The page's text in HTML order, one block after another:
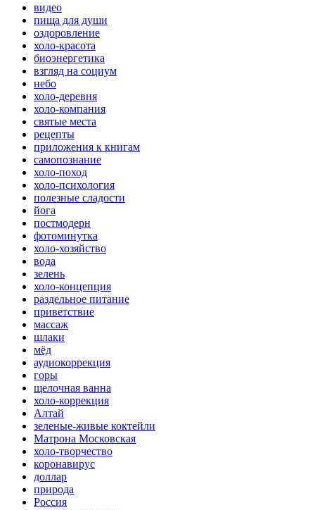
видео
пища для души
оздоровление
холо-красота
биоэнергетика
взгляд на социум
небо
холо-деревня
холо-компания
святые места
рецепты
приложения к книгам
самопознание
холо-поход
холо-психология
полезные сладости
йога
постмодерн
фотоминутка
холо-хозяйство
вода
зелень
холо-концепция
раздельное питание
приветствие
массаж
шлаки
мёд
аудиокоррекция
горы
щелочная ванна
холо-коррекция
Алтай
зеленые-живые коктейли
Матрона Московская
холо-творчество
коронавирус
доллар
природа
Россия